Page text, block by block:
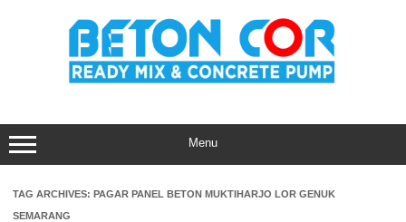
Menu
TAG ARCHIVES: PAGAR PANEL BETON MUKTIHARJO LOR GENUK
SEMARANG